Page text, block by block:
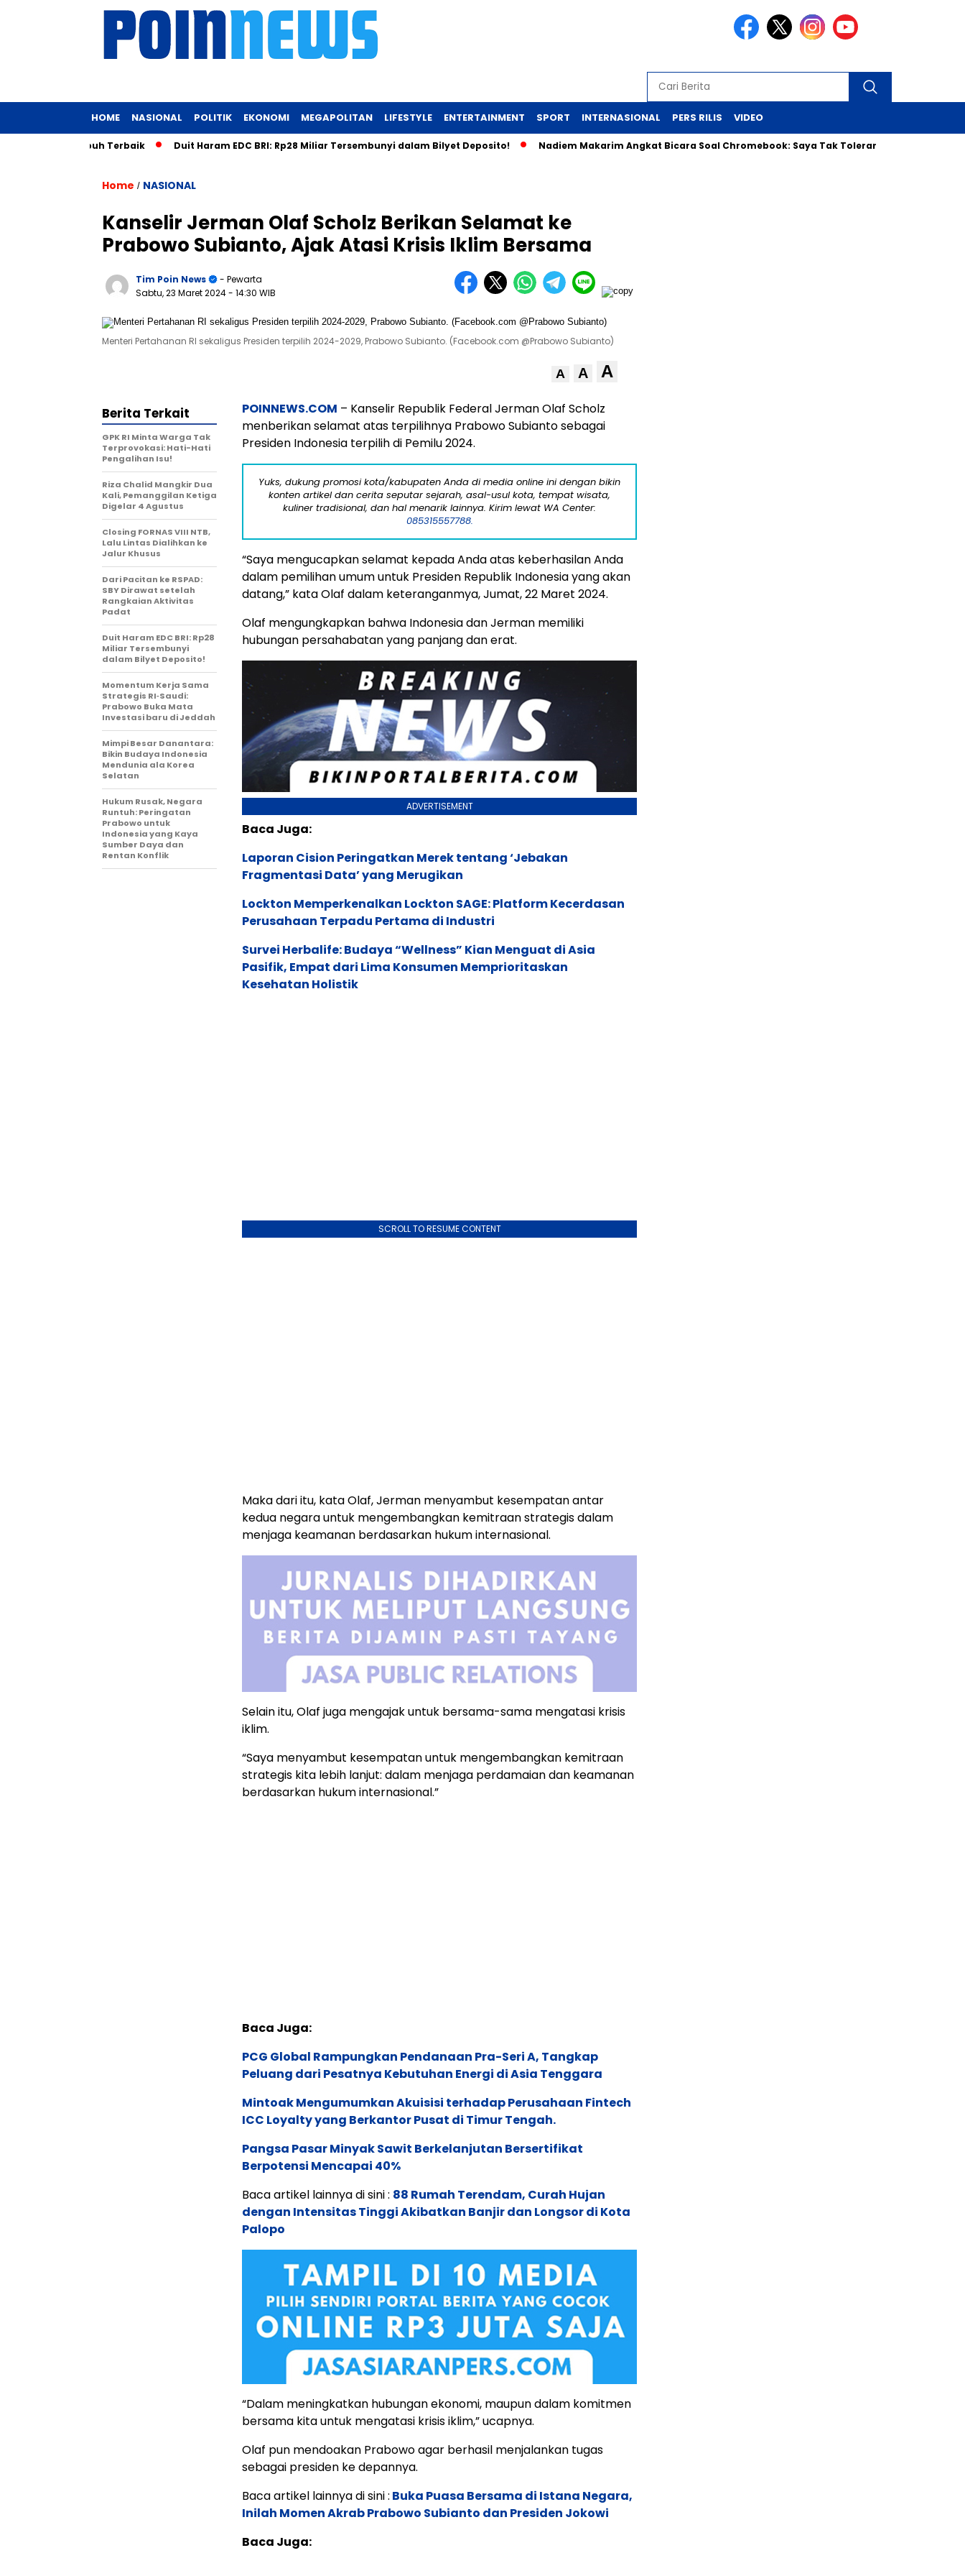
HOME NASIONAL POLITIK EKONOMI MEGAPOLITAN LIFESTYLE ENTERTAINMENT SPORT INTERNASIONAL PERS RILIS VIDEO
Tubuh Terbaik Duit Haram EDC BRI: Rp28 Miliar Tersembunyi dalam Bilyet Deposito! Nadiem Makarim Angkat Bicara Soal Chromebook: Saya Tak Toleransi Korupsi, Siap
Home / NASIONAL
Kanselir Jerman Olaf Scholz Berikan Selamat ke
Prabowo Subianto, Ajak Atasi Krisis Iklim Bersama
Tim Poin News
- Pewarta
Sabtu, 23 Maret 2024- 14:30 WIB
Menteri Pertahanan RI sekaligus Presiden terpilih 2024-2029, Prabowo Subianto. (Facebook.com @Prabowo Subianto)
A A A
POINNEWS.COM – Kanselir Republik Federal Jerman Olaf Scholz
menberikan selamat atas terpilihnya Prabowo Subianto sebagai
Presiden Indonesia terpilih di Pemilu 2024.
Yuks, dukung promosi kota/kabupaten Anda di media online ini dengan bikin
konten artikel dan cerita seputar sejarah, asal-usul kota, tempat wisata,
kuliner tradisional, dan hal menarik lainnya. Kirim lewat WA Center:
085315557788.
“Saya mengucapkan selamat kepada Anda atas keberhasilan Anda
dalam pemilihan umum untuk Presiden Republik Indonesia yang akan
datang,” kata Olaf dalam keteranganmya, Jumat, 22 Maret 2024.
Olaf mengungkapkan bahwa Indonesia dan Jerman memiliki
hubungan persahabatan yang panjang dan erat.
ADVERTISEMENT
Baca Juga:
Laporan Cision Peringatkan Merek tentang ‘Jebakan
Fragmentasi Data’ yang Merugikan
Lockton Memperkenalkan Lockton SAGE: Platform Kecerdasan
Perusahaan Terpadu Pertama di Industri
Survei Herbalife: Budaya “Wellness” Kian Menguat di Asia
Pasifik, Empat dari Lima Konsumen Memprioritaskan
Kesehatan Holistik
SCROLL TO RESUME CONTENT
Maka dari itu, kata Olaf, Jerman menyambut kesempatan antar
kedua negara untuk mengembangkan kemitraan strategis dalam
menjaga keamanan berdasarkan hukum internasional.
Selain itu, Olaf juga mengajak untuk bersama-sama mengatasi krisis
iklim.
“Saya menyambut kesempatan untuk mengembangkan kemitraan
strategis kita lebih lanjut: dalam menjaga perdamaian dan keamanan
berdasarkan hukum internasional.”
Baca Juga:
PCG Global Rampungkan Pendanaan Pra-Seri A, Tangkap
Peluang dari Pesatnya Kebutuhan Energi di Asia Tenggara
Mintoak Mengumumkan Akuisisi terhadap Perusahaan Fintech
ICC Loyalty yang Berkantor Pusat di Timur Tengah.
Pangsa Pasar Minyak Sawit Berkelanjutan Bersertifikat
Berpotensi Mencapai 40%
Baca artikel lainnya di sini : 88 Rumah Terendam, Curah Hujan
dengan Intensitas Tinggi Akibatkan Banjir dan Longsor di Kota
Palopo
“Dalam meningkatkan hubungan ekonomi, maupun dalam komitmen
bersama kita untuk mengatasi krisis iklim,” ucapnya.
Olaf pun mendoakan Prabowo agar berhasil menjalankan tugas
sebagai presiden ke depannya.
Baca artikel lainnya di sini : Buka Puasa Bersama di Istana Negara,
Inilah Momen Akrab Prabowo Subianto dan Presiden Jokowi
Baca Juga:
Berita Terkait
GPK RI Minta Warga Tak
Terprovokasi: Hati-Hati
Pengalihan Isu!
Riza Chalid Mangkir Dua
Kali, Pemanggilan Ketiga
Digelar 4 Agustus
Closing FORNAS VIII NTB,
Lalu Lintas Dialihkan ke
Jalur Khusus
Dari Pacitan ke RSPAD:
SBY Dirawat setelah
Rangkaian Aktivitas
Padat
Duit Haram EDC BRI: Rp28
Miliar Tersembunyi
dalam Bilyet Deposito!
Momentum Kerja Sama
Strategis RI‑Saudi:
Prabowo Buka Mata
Investasi baru di Jeddah
Mimpi Besar Danantara:
Bikin Budaya Indonesia
Mendunia ala Korea
Selatan
Hukum Rusak, Negara
Runtuh: Peringatan
Prabowo untuk
Indonesia yang Kaya
Sumber Daya dan
Rentan Konflik